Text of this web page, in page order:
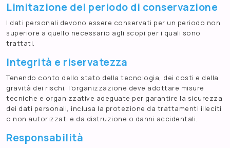
Limitazione del periodo di conservazione
I dati personali devono essere conservati per un periodo non
superiore a quello necessario agli scopi per i quali sono
trattati.
Integrità e riservatezza
Tenendo conto dello stato della tecnologia, dei costi e della
gravità dei rischi, l’organizzazione deve adottare misure
tecniche e organizzative adeguate per garantire la sicurezza
dei dati personali, inclusa la protezione da trattamenti illeciti
o non autorizzati e da distruzione o danni accidentali.
Responsabilità